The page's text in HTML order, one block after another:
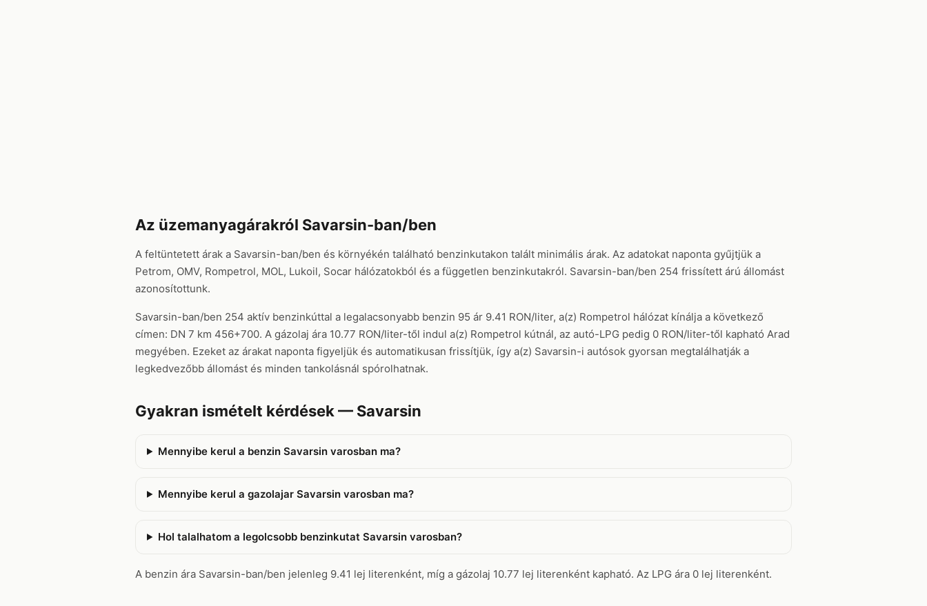
Az üzemanyagárakról Savarsin-ban/ben
A feltüntetett árak a Savarsin-ban/ben és környékén található benzinkutakon talált minimális árak. Az adatokat naponta gyűjtjük a
Petrom, OMV, Rompetrol, MOL, Lukoil, Socar hálózatokból és a független benzinkutakról. Savarsin-ban/ben 254 frissített árú állomást
azonosítottunk.
Savarsin-ban/ben 254 aktív benzinkúttal a legalacsonyabb benzin 95 ár 9.41 RON/liter, a(z) Rompetrol hálózat kínálja a következő
címen: DN 7 km 456+700. A gázolaj ára 10.77 RON/liter-től indul a(z) Rompetrol kútnál, az autó-LPG pedig 0 RON/liter-től kapható Arad
megyében. Ezeket az árakat naponta figyeljük és automatikusan frissítjük, így a(z) Savarsin-i autósok gyorsan megtalálhatják a
legkedvezőbb állomást és minden tankolásnál spórolhatnak.
Gyakran ismételt kérdések — Savarsin
Mennyibe kerul a benzin Savarsin varosban ma?
Mennyibe kerul a gazolajar Savarsin varosban ma?
Hol talalhatom a legolcsobb benzinkutat Savarsin varosban?
A benzin ára Savarsin-ban/ben jelenleg 9.41 lej literenként, míg a gázolaj 10.77 lej literenként kapható. Az LPG ára 0 lej literenként.